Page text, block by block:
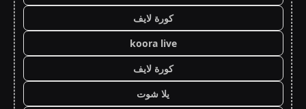
كورة لايف
koora live
كورة لايف
يلا شوت